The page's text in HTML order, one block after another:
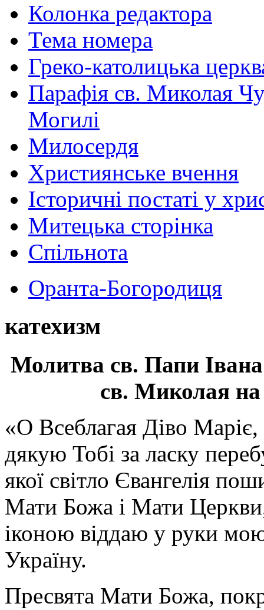
Колонка редактора
Тема номера
Греко-католицька
Парафія св. Миколая
Могилі
Милосердя
Християнське вчення
Історичні постаті у
Митецька сторінка
Спільнота
Оранта-Богородиця
катехизм
Молитва св. Папи
св. Миколая на
«О Всеблагая Діво
дякую Тобі за ласку
якої світло Євангелія
Мати Божа і Мати
іконою віддаю у руки
Україну.
Пресвята Мати Божа,